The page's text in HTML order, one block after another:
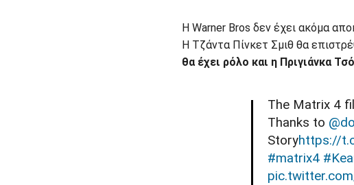
Η Warner Bros δεν έχει ακόμα
Η Τζάντα Πίνκετ Σμιθ θα
θα έχει ρόλο και η Πριγιάνκα
The Matrix 4
Thanks to
Storyhttps://
#matrix4